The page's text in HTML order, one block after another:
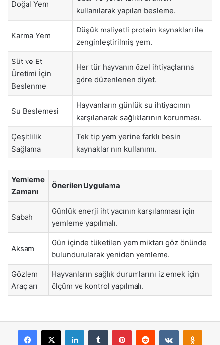
Doğal Yem
kullanılarak yapılan besleme.
Karma Yem
Düşük maliyetli protein kaynakları ile
zenginleştirilmiş yem.
Süt ve Et
Üretimi İçin
Beslenme
Her tür hayvanın özel ihtiyaçlarına
göre düzenlenen diyet.
Su Beslemesi
Hayvanların günlük su ihtiyacının
karşılanarak sağlıklarının korunması.
Çeşitlilik
Sağlama
Tek tip yem yerine farklı besin
kaynaklarının kullanımı.
Yemleme
Zamanı
Önerilen Uygulama
Sabah
Günlük enerji ihtiyacının karşılanması için
yemleme yapılmalı.
Aksam
Gün içinde tüketilen yem miktarı göz önünde
bulundurularak yeniden yemleme.
Gözlem
Araçları
Hayvanların sağlık durumlarını izlemek için
ölçüm ve kontrol yapılmalı.
Facebook
X LinkedInTumblr PinterestReddit VKontakte